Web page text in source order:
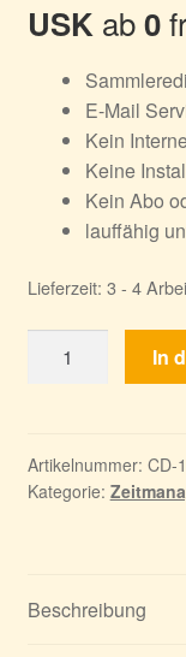
USK ab0
E-Mail
Kein
Keine
Kein Abo
lauffähig
Lieferzeit: 3 - 4
Herkules15:
Ein
Menge
In
Artikelnummer: CD-
Kategorie:
Beschreibung